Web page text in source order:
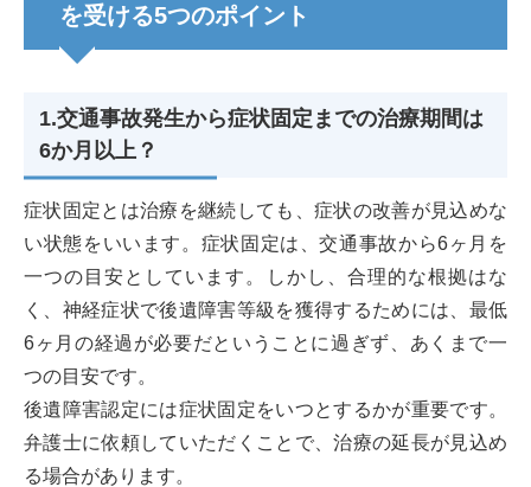
を受ける5つのポイント
1.交通事故発生から症状固定までの治療期間は
6か月以上？
症状固定とは治療を継続しても、症状の改善が見込めな
い状態をいいます。症状固定は、交通事故から6ヶ月を
一つの目安としています。しかし、合理的な根拠はな
く、神経症状で後遺障害等級を獲得するためには、最低
6ヶ月の経過が必要だということに過ぎず、あくまで一
つの目安です。
後遺障害認定には症状固定をいつとするかが重要です。
弁護士に依頼していただくことで、治療の延長が見込め
る場合があります。